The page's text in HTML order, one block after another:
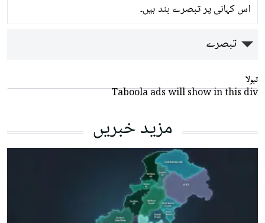
اس کہانی پر تبصرے بند ہیں۔
تبصرے
تبولا
Taboola ads will show in this div
مزید خبریں